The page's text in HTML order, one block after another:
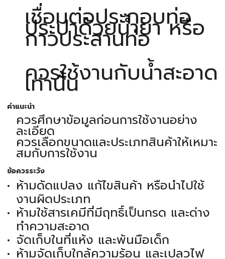
เชื่อมต่อประกอบท่อ
ประปาด้วยน้ำยา หรือ
กาวประสานท่อ
ควรใช้งานกับน้ำสะอาด
เท่านั้น
คำแนะนำ
ควรศึกษาข้อมูลก่อนการใช้งานอย่าง
ละเอียด
ควรเลือกขนาดและประเภทสินค้าให้เหมาะ
สมกับการใช้งาน
ข้อควรระวัง
ห้ามดัดแปลง แก้ไขสินค้า หรือนำไปใช้
งานผิดประเภท
ห้ามใช้สารเคมีที่มีฤทธิ์เป็นกรด และด่าง
ทำความสะอาด
จัดเก็บในที่แห้ง และพ้นมือเด็ก
ห้ามจัดเก็บใกล้ความร้อน และเปลวไฟ